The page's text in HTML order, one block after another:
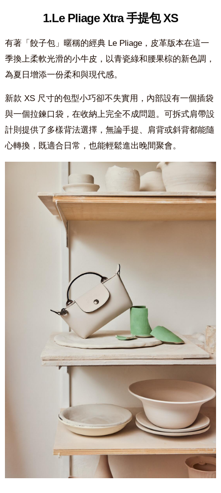
1.Le Pliage Xtra 手提包 XS
有著「餃子包」暱稱的經典 Le Pliage，皮革版本在這一
季換上柔軟光滑的小牛皮，以青瓷綠和腰果棕的新色調，
為夏日增添一份柔和與現代感。
新款 XS 尺寸的包型小巧卻不失實用，內部設有一個插袋
與一個拉鍊口袋，在收納上完全不成問題。可拆式肩帶設
計則提供了多樣背法選擇，無論手提、肩背或斜背都能隨
心轉換，既適合日常，也能輕鬆進出晚間聚會。